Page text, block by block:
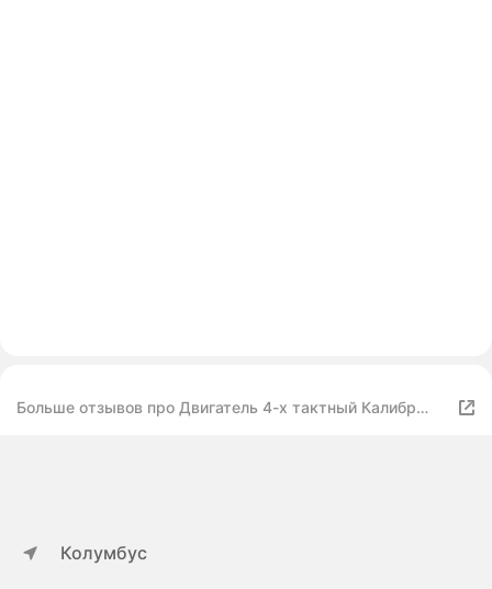
Больше отзывов про Двигатель 4-х тактный Калибр
Колумбус